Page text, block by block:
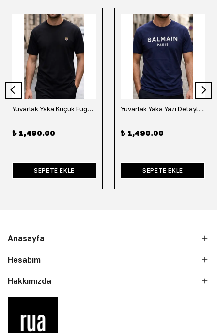
Yuvarlak Yaka Küçük Fügür Detaylı Tişört-Siyah
₺ 1,490.00
SEPETE EKLE
Yuvarlak Yaka Yazı Detaylı Tişört-Lacivert
₺ 1,490.00
SEPETE EKLE
Anasayfa
Hesabım
Hakkımızda